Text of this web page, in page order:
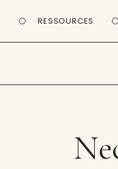
RESSOURCES